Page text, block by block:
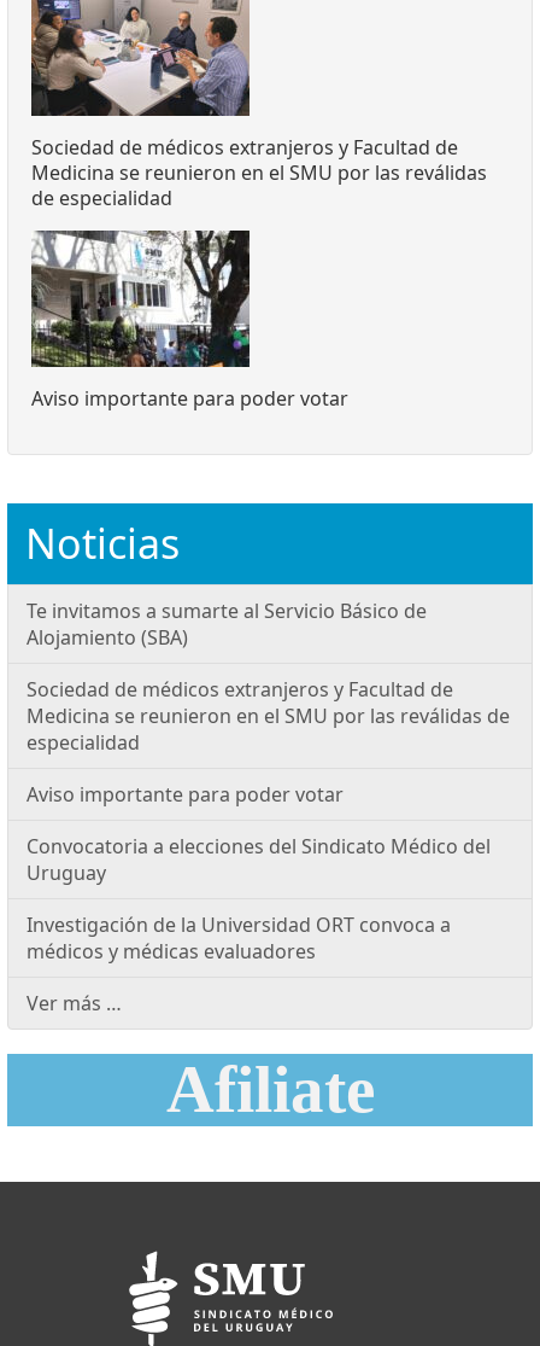
Sociedad de médicos extranjeros y Facultad de
Medicina se reunieron en el SMU por las reválidas
de especialidad
Aviso importante para poder votar
Noticias
Te invitamos a sumarte al Servicio Básico de
Alojamiento (SBA)
Sociedad de médicos extranjeros y Facultad de
Medicina se reunieron en el SMU por las reválidas de
especialidad
Aviso importante para poder votar
Convocatoria a elecciones del Sindicato Médico del
Uruguay
Investigación de la Universidad ORT convoca a
médicos y médicas evaluadores
Ver más …
Afiliate